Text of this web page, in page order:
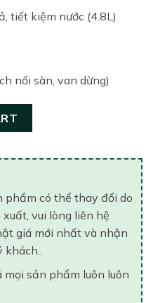
tiết kiệm nước (4.8L)
nối sàn, van dừng)
phẩm có thể thay đổi do
vui lòng liên hệ
giá mới nhất và nhận
sản phẩm luôn luôn